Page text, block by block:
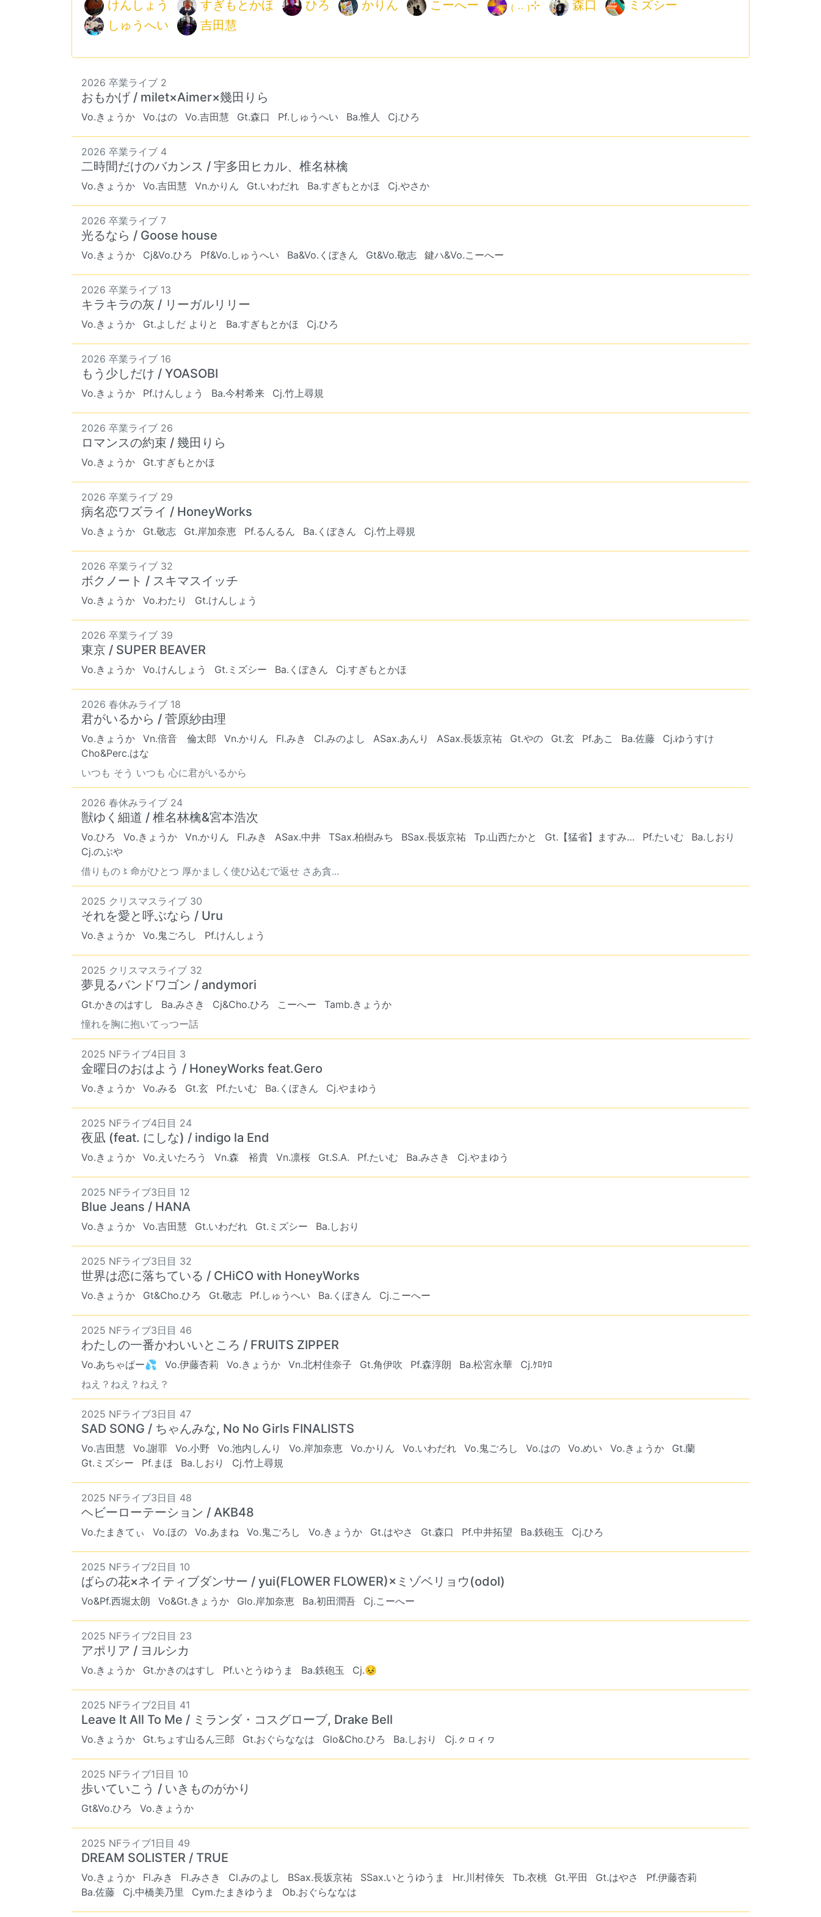
けんしょう すぎもとかほ ひろ かりん こーへー ₍ .. ₎⊹ 森口
ミズシー
しゅうへい
吉田慧
2026 卒業ライブ 2
おもかげ / milet×Aimer×幾田りら
Vo.きょうか Vo.はの Vo.吉田慧 Gt.森口 Pf.しゅうへい Ba.惟人 Cj.ひろ
2026 卒業ライブ 4
二時間だけのバカンス / 宇多田ヒカル、椎名林檎
Vo.きょうか Vo.吉田慧 Vn.かりん Gt.いわだれ Ba.すぎもとかほ Cj.やさか
2026 卒業ライブ 7
光るなら / Goose house
Vo.きょうか Cj&Vo.ひろ Pf&Vo.しゅうへい Ba&Vo.くぼきん Gt&Vo.敬志 鍵ハ&Vo.こーへー
2026 卒業ライブ 13
キラキラの灰 / リーガルリリー
Vo.きょうか Gt.よしだ よりと Ba.すぎもとかほ Cj.ひろ
2026 卒業ライブ 16
もう少しだけ / YOASOBI
Vo.きょうか Pf.けんしょう Ba.今村希来 Cj.竹上尋規
2026 卒業ライブ 26
ロマンスの約束 / 幾田りら
Vo.きょうか Gt.すぎもとかほ
2026 卒業ライブ 29
病名恋ワズライ / HoneyWorks
Vo.きょうか Gt.敬志 Gt.岸加奈恵 Pf.るんるん Ba.くぼきん Cj.竹上尋規
2026 卒業ライブ 32
ボクノート / スキマスイッチ
Vo.きょうか Vo.わたり Gt.けんしょう
2026 卒業ライブ 39
東京 / SUPER BEAVER
Vo.きょうか Vo.けんしょう Gt.ミズシー Ba.くぼきん Cj.すぎもとかほ
2026 春休みライブ 18
君がいるから / 菅原紗由理
Vo.きょうか Vn.倍音 倫太郎 Vn.かりん Fl.みき Cl.みのよし ASax.あんり ASax.長坂京祐 Gt.やの Gt.玄 Pf.あこ Ba.佐藤
Cj.ゆうすけ
Cho&Perc.はな
いつも そう いつも 心に君がいるから
2026 春休みライブ 24
獣ゆく細道 / 椎名林檎&宮本浩次
Vo.ひろ Vo.きょうか Vn.かりん Fl.みき ASax.中井 TSax.柏樹みち BSax.長坂京祐 Tp.山西たかと Gt.【猛省】ますみ… Pf.たいむ
Ba.しおり
Cj.のぶや
借りもの〻命がひとつ 厚かましく使ひ込むで返せ さあ貪...
2025 クリスマスライブ 30
それを愛と呼ぶなら / Uru
Vo.きょうか Vo.鬼ごろし Pf.けんしょう
2025 クリスマスライブ 32
夢見るバンドワゴン / andymori
Gt.かきのはすし Ba.みさき Cj&Cho.ひろ こーへー
Tamb.きょうか
憧れを胸に抱いてっつー話
2025 NFライブ4日目 3
金曜日のおはよう / HoneyWorks feat.Gero
Vo.きょうか Vo.みる Gt.玄 Pf.たいむ Ba.くぼきん Cj.やまゆう
2025 NFライブ4日目 24
夜凪 (feat. にしな) / indigo la End
Vo.きょうか Vo.えいたろう Vn.森 裕貴 Vn.凛桜 Gt.S.A. Pf.たいむ Ba.みさき Cj.やまゆう
2025 NFライブ3日目 12
Blue Jeans / HANA
Vo.きょうか Vo.吉田慧 Gt.いわだれ Gt.ミズシー Ba.しおり
2025 NFライブ3日目 32
世界は恋に落ちている / CHiCO with HoneyWorks
Vo.きょうか Gt&Cho.ひろ Gt.敬志 Pf.しゅうへい Ba.くぼきん Cj.こーへー
2025 NFライブ3日目 46
わたしの一番かわいいところ / FRUITS ZIPPER
Vo.あちゃぱー💦 Vo.伊藤杏莉 Vo.きょうか Vn.北村佳奈子 Gt.角伊吹 Pf.森淳朗 Ba.松宮永華
Cj.ｹﾛｹﾛ
ねえ？ねえ？ねえ？
2025 NFライブ3日目 47
SAD SONG / ちゃんみな, No No Girls FINALISTS
Vo.吉田慧 Vo.謝罪 Vo.小野 Vo.池内しんり Vo.岸加奈恵 Vo.かりん Vo.いわだれ Vo.鬼ごろし Vo.はの Vo.めい Vo.きょうか
Gt.蘭
Gt.ミズシー
Pf.まほ Ba.しおり Cj.竹上尋規
2025 NFライブ3日目 48
ヘビーローテーション / AKB48
Vo.たまきてぃ Vo.ほの Vo.あまね Vo.鬼ごろし Vo.きょうか Gt.はやさ Gt.森口 Pf.中井拓望 Ba.鉄砲玉 Cj.ひろ
2025 NFライブ2日目 10
ばらの花×ネイティブダンサー / yui(FLOWER FLOWER)×ミゾベリョウ(odol)
Vo&Pf.西堀太朗 Vo&Gt.きょうか Glo.岸加奈恵 Ba.初田潤吾 Cj.こーへー
2025 NFライブ2日目 23
アポリア / ヨルシカ
Vo.きょうか Gt.かきのはすし Pf.いとうゆうま Ba.鉄砲玉 Cj.😣
2025 NFライブ2日目 41
Leave It All To Me / ミランダ・コスグローブ, Drake Bell
Vo.きょうか Gt.ちょす山るん三郎 Gt.おぐらななは Glo&Cho.ひろ Ba.しおり Cj.ㇰㇿィヮ
2025 NFライブ1日目 10
歩いていこう / いきものがかり
Gt&Vo.ひろ Vo.きょうか
2025 NFライブ1日目 49
DREAM SOLISTER / TRUE
Vo.きょうか Fl.みき Fl.みさき Cl.みのよし BSax.長坂京祐 SSax.いとうゆうま Hr.川村倖矢 Tb.衣桃 Gt.平田 Gt.はやさ
Pf.伊藤杏莉
Ba.佐藤
Cj.中橋美乃里 Cym.たまきゆうま Ob.おぐらななは